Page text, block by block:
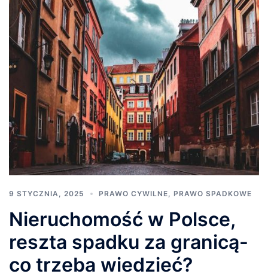
9 STYCZNIA, 2025 PRAWO CYWILNE PRAWO SPADKOWE
Nieruchomość w Polsce,
reszta spadku za granicą-
co trzeba wiedzieć?